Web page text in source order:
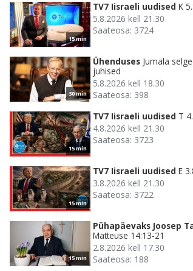
15 min
TV7 Iisraeli uudised K
5.8.2026 kell 21.30
Saateosa: 3724
30 min
Ühenduses Jumala
juhised
5.8.2026 kell 18.30
Saateosa: 398
15 min
TV7 Iisraeli uudised T
4.8.2026 kell 21.30
Saateosa: 3723
15 min
TV7 Iisraeli uudised E
3.8.2026 kell 21.30
Saateosa: 3722
15 min
Pühapäevaks Joosep
Matteuse 14:13-21
2.8.2026 kell 17.30
Saateosa: 188